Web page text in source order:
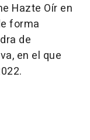
Hazte Oír en
forma
de
en el que